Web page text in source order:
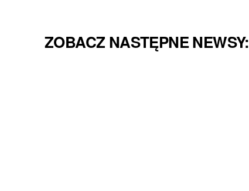
ZOBACZ NASTĘPNE NEWSY: